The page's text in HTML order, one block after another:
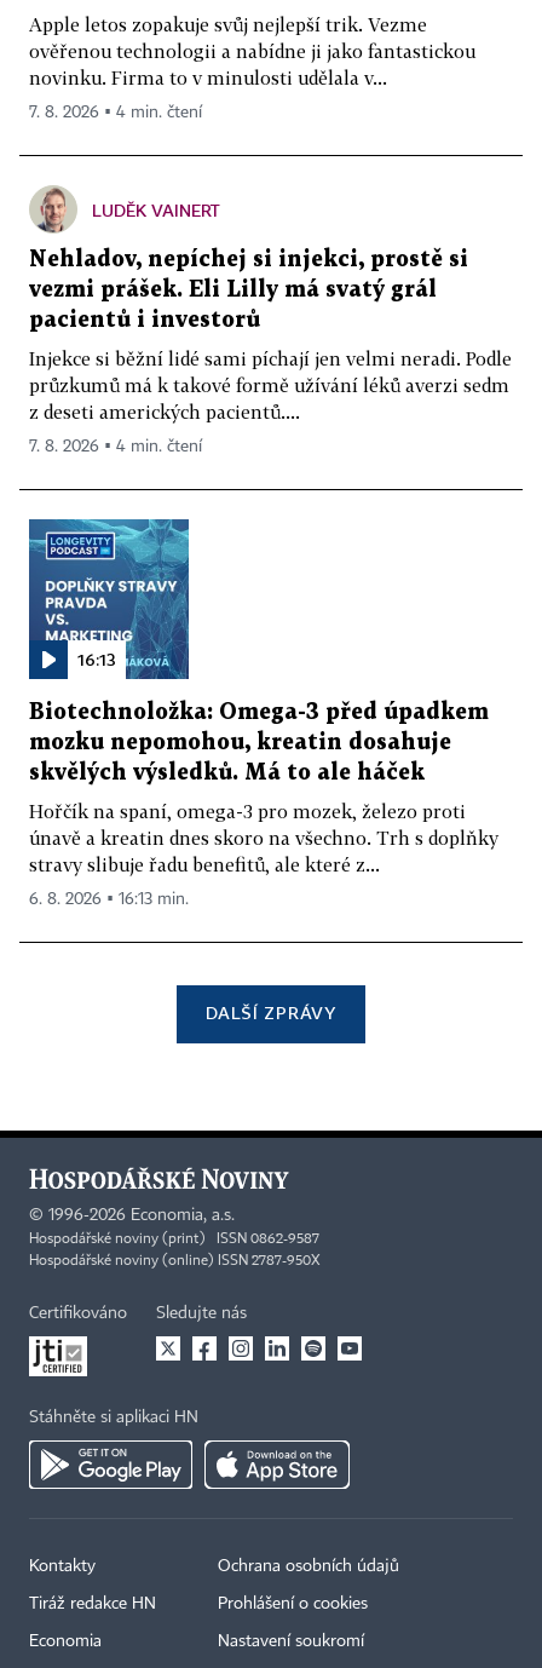
Apple letos zopakuje svůj nejlepší trik. Vezme
ověřenou technologii a nabídne ji jako fantastickou
novinku. Firma to v minulosti udělala v...
7. 8. 2026 ▪ 4 min. čtení
LUDĚK VAINERT
Nehladov, nepíchej si injekci, prostě si
vezmi prášek. Eli Lilly má svatý grál
pacientů i investorů
Injekce si běžní lidé sami píchají jen velmi neradi. Podle
průzkumů má k takové formě užívání léků averzi sedm
z deseti amerických pacientů....
7. 8. 2026 ▪ 4 min. čtení
16:13
Biotechnoložka: Omega-3 před úpadkem
mozku nepomohou, kreatin dosahuje
skvělých výsledků. Má to ale háček
Hořčík na spaní, omega-3 pro mozek, železo proti
únavě a kreatin dnes skoro na všechno. Trh s doplňky
stravy slibuje řadu benefitů, ale které z...
6. 8. 2026 ▪ 16:13 min.
DALŠÍ ZPRÁVY
© 1996-2026 Economia, a.s.
Hospodářské noviny (print) ISSN 0862-9587
Hospodářské noviny (online) ISSN 2787-950X
Certifikováno Sledujte nás
Stáhněte si aplikaci HN
Kontakty
Tiráž redakce HN
Economia
Ochrana osobních údajů
Prohlášení o cookies
Nastavení soukromí